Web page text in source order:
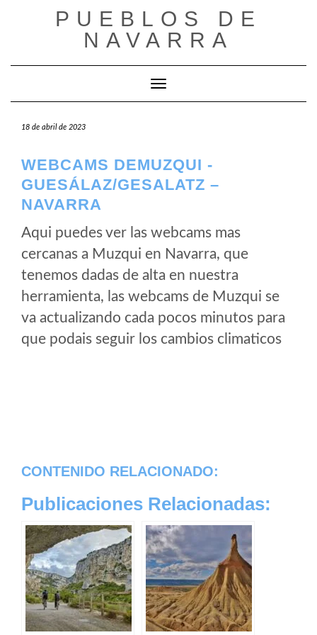
PUEBLOS DE
NAVARRA
Cambiar modo de navegación
18 de abril de 2023
WEBCAMS DEMUZQUI -
GUESÁLAZ/GESALATZ –
NAVARRA
Aqui puedes ver las webcams mas
cercanas a Muzqui en Navarra, que
tenemos dadas de alta en nuestra
herramienta, las webcams de Muzqui se
va actualizando cada pocos minutos para
que podais seguir los cambios climaticos
CONTENIDO RELACIONADO:
Publicaciones Relacionadas: